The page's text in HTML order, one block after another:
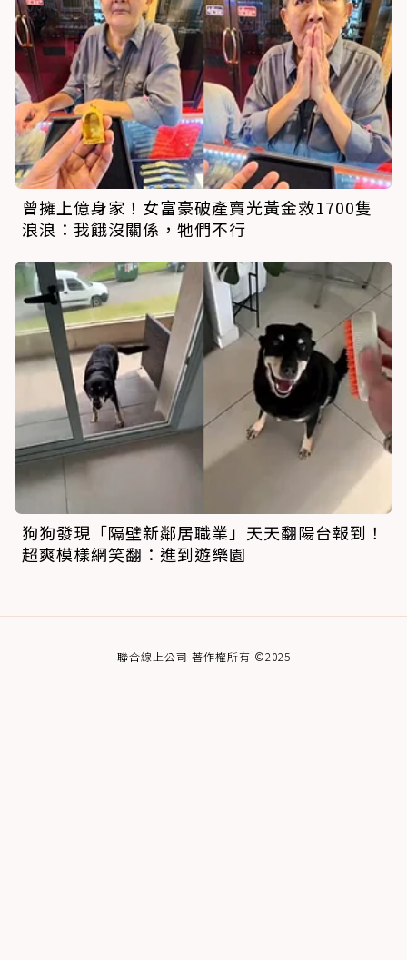
曾擁上億身家！女富豪破產賣光黃金救1700隻
浪浪：我餓沒關係，牠們不行
狗狗發現「隔壁新鄰居職業」天天翻陽台報到！
超爽模樣網笑翻：進到遊樂園
聯合線上公司 著作權所有 ©2025